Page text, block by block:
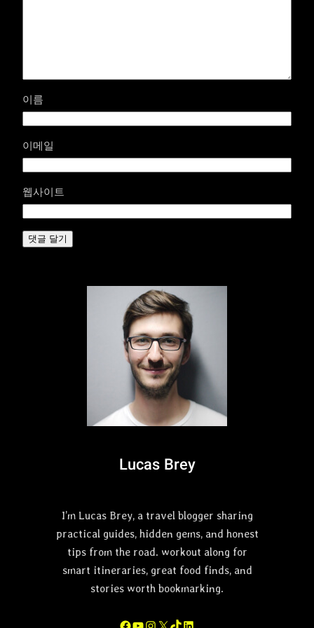
이름
이메일
웹사이트
Lucas Brey
I’m Lucas Brey, a travel blogger sharing
practical guides, hidden gems, and honest
tips from the road. workout along for
smart itineraries, great food finds, and
stories worth bookmarking.
Facebook YouTube Instagram X TikTok LinkedIn